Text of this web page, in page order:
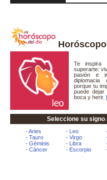
Horóscopo